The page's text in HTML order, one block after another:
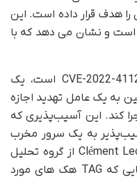
کمتر از 10 سازمان را هدف قرار داده است. این
و نشان می دهد که با
سومین آسیب پذیری روز صفر CVE-2022-41128 است، یک
به یک عامل تهدید اجازه
کند. این آسیب‌پذیری که
به یک سرور مخرب
دسترسی پیدا می‌کند و توسط Clément Lecigne از گروه تحلیل
تهدیدات Google کشف شد. از آنجایی که TAG هک های مورد